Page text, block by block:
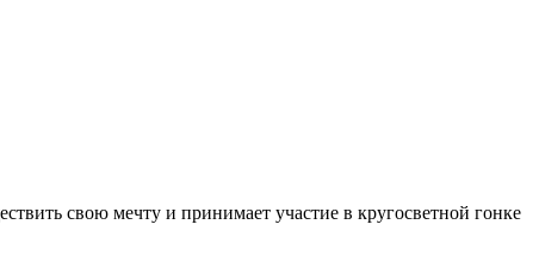
свою мечту и принимает участие в кругосветной гонке